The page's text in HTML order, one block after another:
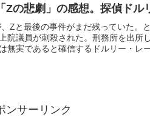
Zの悲劇」の感想。探偵ドル
Zと最後の事件がまだ残っていた。
院議員が刺殺された。刑務所を出所
無実であると確信するドルリー・レ
ンサーリンク